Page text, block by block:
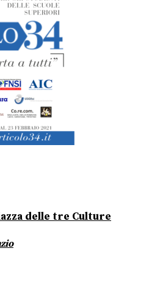
delle tre Culture